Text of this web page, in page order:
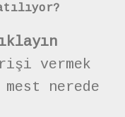
vermek
nerede